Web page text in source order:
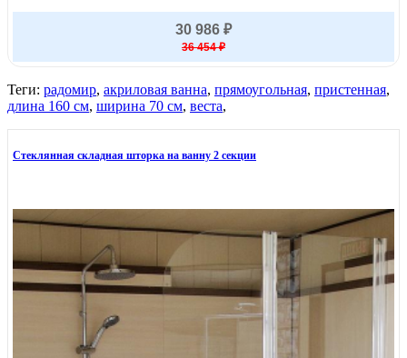
30 986 ₽
36 454 ₽
Теги: радомир, акриловая ванна, прямоугольная, пристенная,
длина 160 см, ширина 70 см, веста,
Стеклянная складная шторка на ванну 2 секции